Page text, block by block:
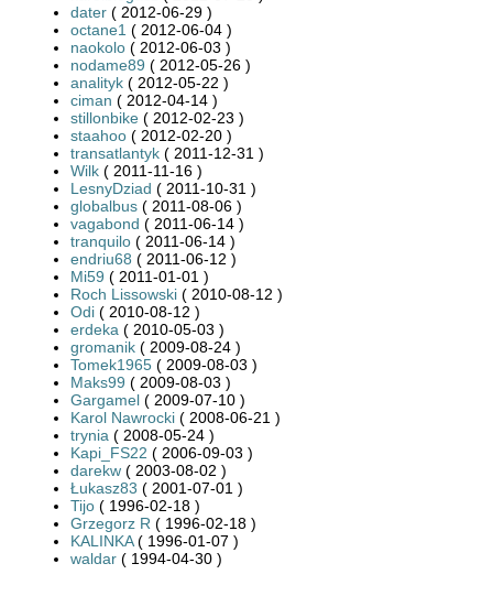
dater ( 2012-06-29 )
octane1 ( 2012-06-04 )
naokolo ( 2012-06-03 )
nodame89 ( 2012-05-26 )
analityk ( 2012-05-22 )
ciman ( 2012-04-14 )
stillonbike ( 2012-02-23 )
staahoo ( 2012-02-20 )
transatlantyk ( 2011-12-31 )
Wilk ( 2011-11-16 )
LesnyDziad ( 2011-10-31 )
globalbus ( 2011-08-06 )
vagabond ( 2011-06-14 )
tranquilo ( 2011-06-14 )
endriu68 ( 2011-06-12 )
Mi59 ( 2011-01-01 )
Roch Lissowski ( 2010-08-12 )
Odi ( 2010-08-12 )
erdeka ( 2010-05-03 )
gromanik ( 2009-08-24 )
Tomek1965 ( 2009-08-03 )
Maks99 ( 2009-08-03 )
Gargamel ( 2009-07-10 )
Karol Nawrocki ( 2008-06-21 )
trynia ( 2008-05-24 )
Kapi_FS22 ( 2006-09-03 )
darekw ( 2003-08-02 )
Łukasz83 ( 2001-07-01 )
Tijo ( 1996-02-18 )
Grzegorz R ( 1996-02-18 )
KALINKA( 1996-01-07 )
waldar ( 1994-04-30 )